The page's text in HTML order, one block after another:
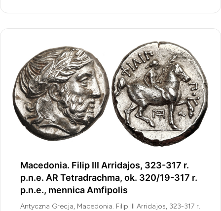
Macedonia. Filip III Arridajos, 323-317 r.
p.n.e. AR Tetradrachma, ok. 320/19-317 r.
p.n.e., mennica Amfipolis
Antyczna Grecja, Macedonia. Filip III Arridajos, 323-317 r.